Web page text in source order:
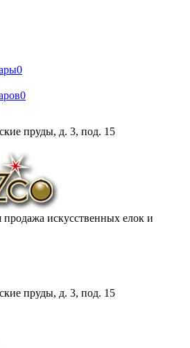
0
0
пруды, д. 3, под. 15
продажа искусственных елок и
пруды, д. 3, под. 15